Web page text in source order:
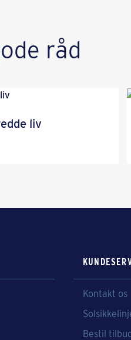
råd
liv
Kontakt os
Bestil